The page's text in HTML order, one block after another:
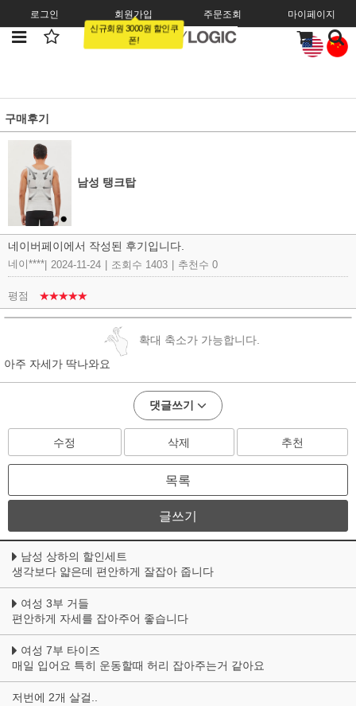
로그인 회원가입
신규회원 3000원 할인쿠
폰!
주문조회 마이페이지
구매후기
남성 탱크탑
네이버페이에서 작성된 후기입니다.
네이**** 2024-11-24 조회수 1403 추천수 0
평점 ★★★★★
확대 축소가 가능합니다.
아주 자세가 딱나와요
댓글쓰기
수정 삭제 추천
목록
글쓰기
남성 상하의 할인세트
생각보다 얇은데 편안하게 잘잡아 줍니다
여성 3부 거들
편안하게 자세를 잡아주어 좋습니다
여성 7부 타이즈
매일 입어요 특히 운동할때 허리 잡아주는거 같아요
저번에 2개 살걸..